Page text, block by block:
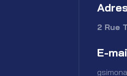
2 Rue
E-